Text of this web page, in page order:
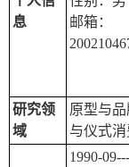
息
邮箱：
研究领
域
原型与
与仪式
1990-